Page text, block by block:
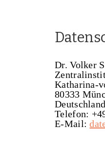
Dr. Volker
Katharina-
80333
Deutschland
Telefon:
E-Mail: